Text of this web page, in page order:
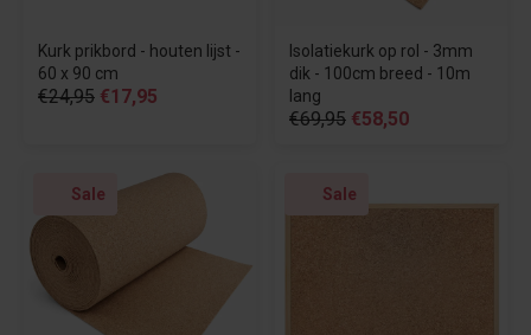
Kurk prikbord - houten lijst -
60 x 90 cm
€24,95 €17,95
Isolatiekurk op rol - 3mm
dik - 100cm breed - 10m
lang
€69,95 €58,50
Sale Sale